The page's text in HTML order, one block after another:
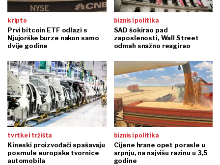
kripto
Prvi bitcoin ETF odlazi s
Njujorške burze nakon samo
dvije godine
biznis i politika
SAD šokirao pad
zaposlenosti, Wall Street
odmah snažno reagirao
tvrtke i tržišta
Kineski proizvođači spašavaju
posrnule europske tvornice
automobila
biznis i politika
Cijene hrane opet porasle u
srpnju, na najvišu razinu u 3,5
godine